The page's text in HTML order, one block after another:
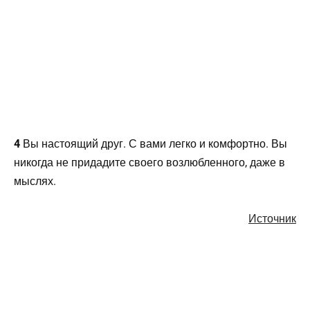
4 Вы настоящий друг. С вами легко и комфортно. Вы
никогда не придадите своего возлюбленного, даже в
мыслях.
Источник